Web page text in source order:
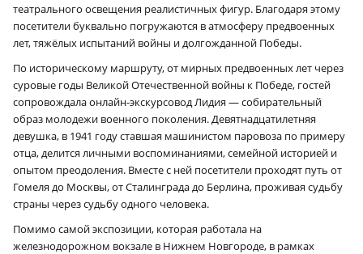
театрального освещения реалистичных фигур. Благодаря этому
посетители буквально погружаются в атмосферу предвоенных
лет, тяжёлых испытаний войны и долгожданной Победы.
По историческому маршруту, от мирных предвоенных лет через
суровые годы Великой Отечественной войны к Победе, гостей
сопровождала онлайн-экскурсовод Лидия — собирательный
образ молодежи военного поколения. Девятнадцатилетняя
девушка, в 1941 году ставшая машинистом паровоза по примеру
отца, делится личными воспоминаниями, семейной историей и
опытом преодоления. Вместе с ней посетители проходят путь от
Гомеля до Москвы, от Сталинграда до Берлина, проживая судьбу
страны через судьбу одного человека.
Помимо самой экспозиции, которая работала на
железнодорожном вокзале в Нижнем Новгороде, в рамках